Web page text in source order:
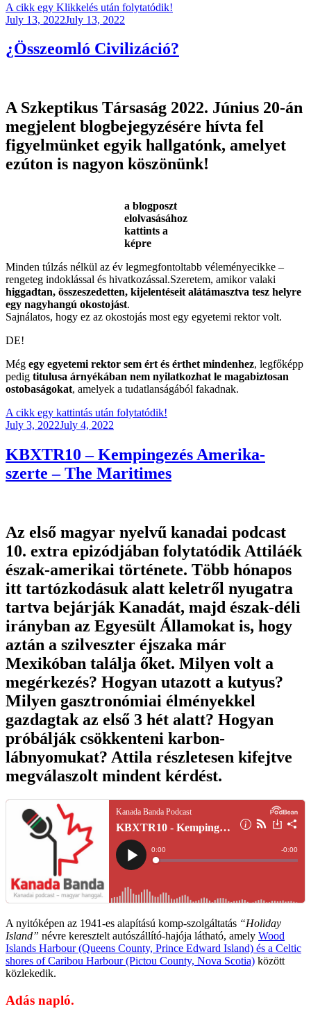
A cikk egy Klikkelés után folytatódik!
Posted
July 13, 2022July 13, 2022
¿Összeomló Civilizáció?
A Szkeptikus Társaság 2022. Június 20-án
megjelent blogbejegyzésére hívta fel
figyelmünket egyik hallgatónk, amelyet
ezúton is nagyon köszönünk!
a blogposzt
elolvasásához
kattints a
képre
Minden túlzás nélkül az év legmegfontoltabb véleményecikke –
rengeteg indoklással és hivatkozással.Szeretem, amikor valaki
higgadtan, összeszedetten, kijelentéseit alátámasztva tesz helyre
egy nagyhangú okostojást.
Sajnálatos, hogy ez az okostojás most egy egyetemi rektor volt.
DE!
Még egy egyetemi rektor sem ért és érthet mindenhez, legfőképp
pedig titulusa árnyékában nem nyilatkozhat le magabiztosan
ostobaságokat, amelyek a tudatlanságából fakadnak.
A cikk egy kattintás után folytatódik!
Posted
July 3, 2022July 4, 2022
KBXTR10 – Kempingezés Amerika-
szerte – The Maritimes
Az első magyar nyelvű kanadai podcast
10. extra epizódjában folytatódik Attiláék
észak-amerikai története. Több hónapos
itt tartózkodásuk alatt keletről nyugatra
tartva bejárják Kanadát, majd észak-déli
irányban az Egyesült Államokat is, hogy
aztán a szilveszter éjszaka már
Mexikóban találja őket. Milyen volt a
megérkezés? Hogyan utazott a kutyus?
Milyen gasztronómiai élményekkel
gazdagtak az első 3 hét alatt? Hogyan
próbálják csökkenteni karbon-
lábnyomukat? Attila részletesen kifejtve
megválaszolt mindent kérdést.
A nyitóképen az 1941-es alapítású komp-szolgáltatás “Holiday
Island” névre keresztelt autószállító-hajója látható, amely Wood
Islands Harbour (Queens County, Prince Edward Island) és a Celtic
shores of Caribou Harbour (Pictou County, Nova Scotia) között
közlekedik.
Adás napló.